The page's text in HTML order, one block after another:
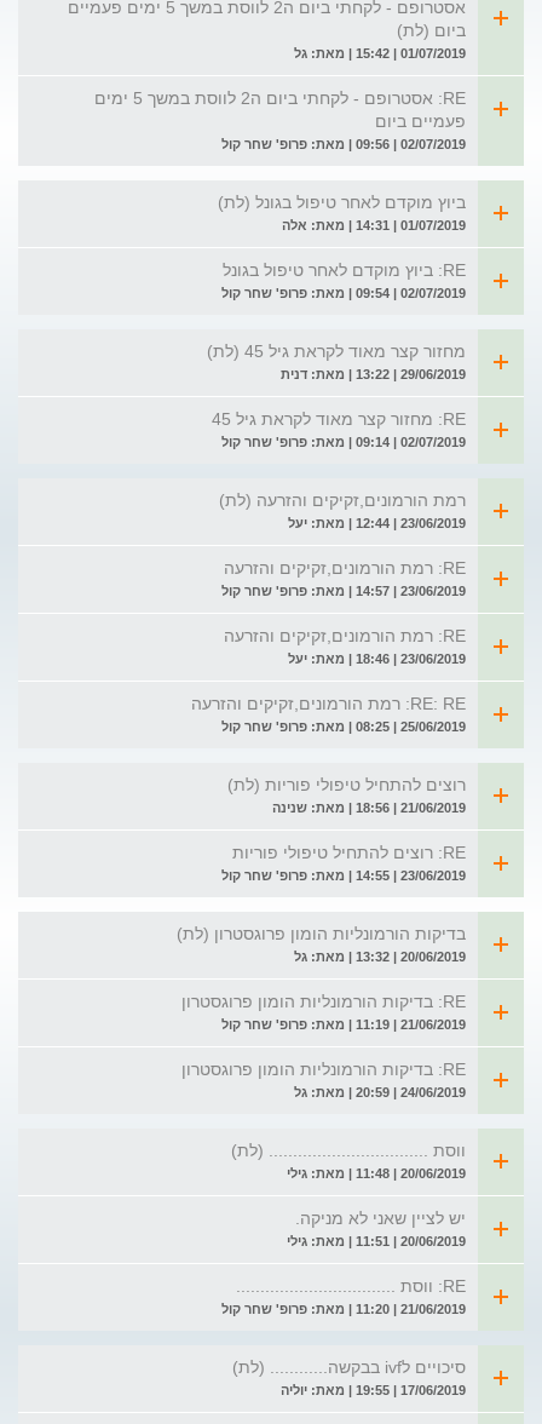
אסטרופם - לקחתי ביום ה2 לווסת במשך 5 ימים פעמיים
ביום (לת)
01/07/2019 | 15:42 | מאת: גל
RE: אסטרופם - לקחתי ביום ה2 לווסת במשך 5 ימים
פעמיים ביום
02/07/2019 | 09:56 | מאת: פרופ' שחר קול
ביוץ מוקדם לאחר טיפול בגונל (לת)
01/07/2019 | 14:31 | מאת: אלה
RE: ביוץ מוקדם לאחר טיפול בגונל
02/07/2019 | 09:54 | מאת: פרופ' שחר קול
מחזור קצר מאוד לקראת גיל 45 (לת)
29/06/2019 | 13:22 | מאת: דנית
RE: מחזור קצר מאוד לקראת גיל 45
02/07/2019 | 09:14 | מאת: פרופ' שחר קול
רמת הורמונים,זקיקים והזרעה (לת)
23/06/2019 | 12:44 | מאת: יעל
RE: רמת הורמונים,זקיקים והזרעה
23/06/2019 | 14:57 | מאת: פרופ' שחר קול
RE: רמת הורמונים,זקיקים והזרעה
23/06/2019 | 18:46 | מאת: יעל
RE: RE: רמת הורמונים,זקיקים והזרעה
25/06/2019 | 08:25 | מאת: פרופ' שחר קול
רוצים להתחיל טיפולי פוריות (לת)
21/06/2019 | 18:56 | מאת: שנינה
RE: רוצים להתחיל טיפולי פוריות
23/06/2019 | 14:55 | מאת: פרופ' שחר קול
בדיקות הורמונליות הומון פרוגסטרון (לת)
20/06/2019 | 13:32 | מאת: גל
RE: בדיקות הורמונליות הומון פרוגסטרון
21/06/2019 | 11:19 | מאת: פרופ' שחר קול
RE: בדיקות הורמונליות הומון פרוגסטרון
24/06/2019 | 20:59 | מאת: גל
ווסת ................................. (לת)
20/06/2019 | 11:48 | מאת: גילי
יש לציין שאני לא מניקה.
20/06/2019 | 11:51 | מאת: גילי
RE: ווסת .................................
21/06/2019 | 11:20 | מאת: פרופ' שחר קול
סיכויים לivf בבקשה............ (לת)
17/06/2019 | 19:55 | מאת: יוליה